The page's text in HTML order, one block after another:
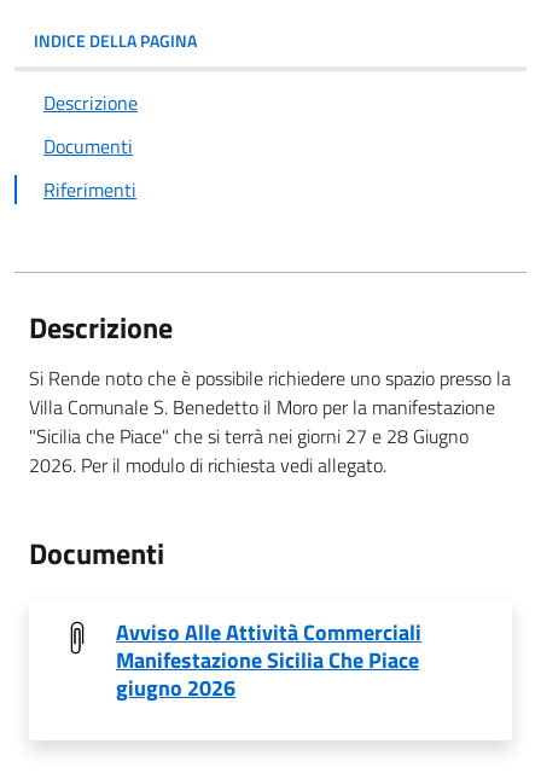
INDICE DELLA PAGINA
Descrizione
Documenti
Riferimenti
Descrizione
Si Rende noto che è possibile richiedere uno spazio presso la
Villa Comunale S. Benedetto il Moro per la manifestazione
"Sicilia che Piace" che si terrà nei giorni 27 e 28 Giugno
2026. Per il modulo di richiesta vedi allegato.
Documenti
Avviso Alle Attività Commerciali
Manifestazione Sicilia Che Piace
giugno 2026